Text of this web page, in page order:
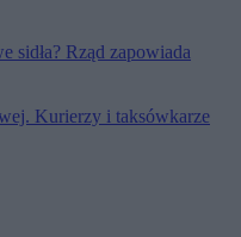
sidła? Rząd zapowiada
Kurierzy i taksówkarze